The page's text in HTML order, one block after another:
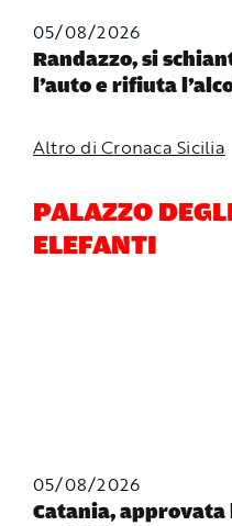
05/08/2026
Randazzo, si
l’auto e rifiuta
Altro di Cronaca Sicilia
PALAZZO
ELEFANTI
05/08/2026
Catania, approvata